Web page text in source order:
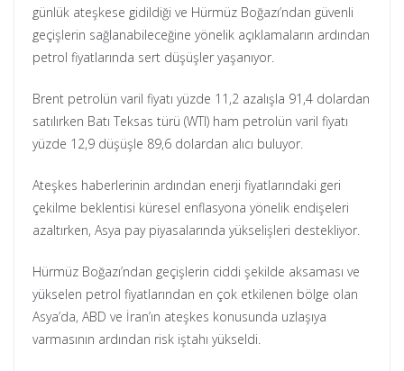
günlük ateşkese gidildiği ve Hürmüz Boğazı’ndan güvenli
geçişlerin sağlanabileceğine yönelik açıklamaların ardından
petrol fiyatlarında sert düşüşler yaşanıyor.
Brent petrolün varil fiyatı yüzde 11,2 azalışla 91,4 dolardan
satılırken Batı Teksas türü (WTI) ham petrolün varil fiyatı
yüzde 12,9 düşüşle 89,6 dolardan alıcı buluyor.
Ateşkes haberlerinin ardından enerji fiyatlarındaki geri
çekilme beklentisi küresel enflasyona yönelik endişeleri
azaltırken, Asya pay piyasalarında yükselişleri destekliyor.
Hürmüz Boğazı’ndan geçişlerin ciddi şekilde aksaması ve
yükselen petrol fiyatlarından en çok etkilenen bölge olan
Asya’da, ABD ve İran’ın ateşkes konusunda uzlaşıya
varmasının ardından risk iştahı yükseldi.